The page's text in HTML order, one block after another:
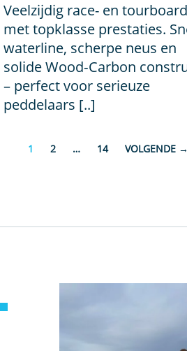
Veelzijdig race- en tourboard
met topklasse prestaties.
waterline, scherpe neus en
solide Wood‑Carbon
– perfect voor serieuze
peddelaars [..]
1 2 … 14 VOLGENDE